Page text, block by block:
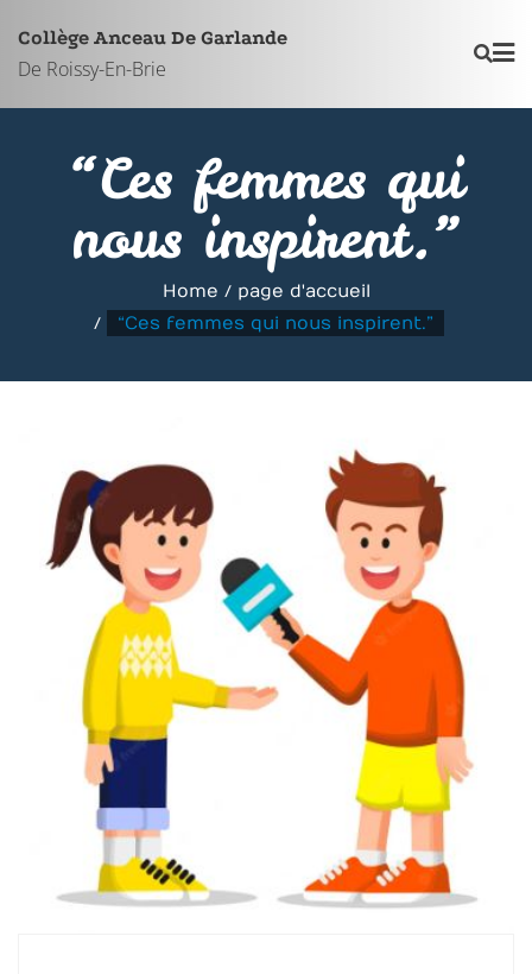
to
content
Collège Anceau De Garlande
De Roissy-En-Brie
“Ces femmes qui
nous inspirent.”
Home
page d'accueil
“Ces femmes qui nous inspirent.”